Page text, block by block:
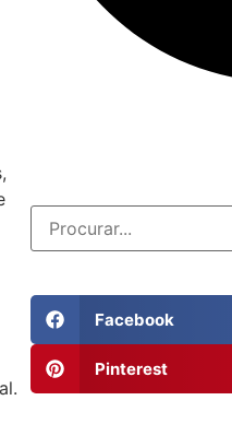
Facebook
Pinterest